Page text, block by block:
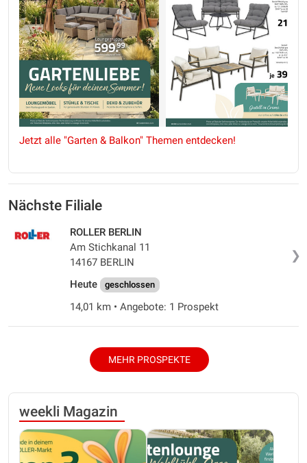
Jetzt alle "Garten & Balkon" Themen entdecken!
Nächste Filiale
❯
ROLLER BERLIN
Am Stichkanal 11
14167 BERLIN
Heute
geschlossen
14,01 km • Angebote: 1 Prospekt
MEHR PROSPEKTE
weekli Magazin